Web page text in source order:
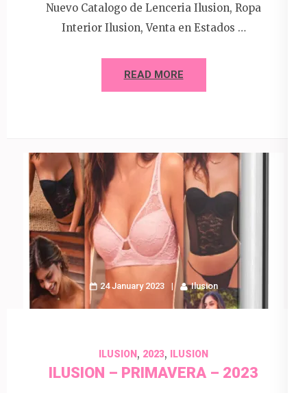
Nuevo Catalogo de Lenceria Ilusion, Ropa
Interior Ilusion, Venta en Estados …
READ MORE
24 January 2023 Ilusion
ILUSION, 2023, ILUSION
ILUSION – PRIMAVERA – 2023